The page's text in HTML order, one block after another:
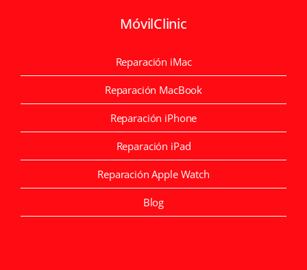
MóvilClinic
Reparación iMac
Reparación MacBook
Reparación iPhone
Reparación iPad
Reparación Apple Watch
Blog